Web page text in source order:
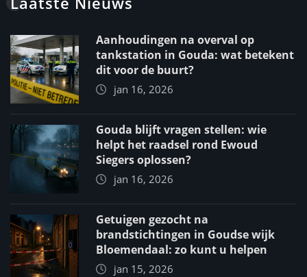
Aanhoudingen na overval op
tankstation in Gouda: wat betekent
dit voor de buurt?
jan 16, 2026
Gouda blijft vragen stellen: wie
helpt het raadsel rond Ewoud
Siegers oplossen?
jan 16, 2026
Getuigen gezocht na
brandstichtingen in Goudse wijk
Bloemendaal: zo kunt u helpen
jan 15, 2026